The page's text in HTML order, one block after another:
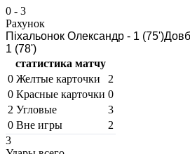
0 - 3
Рахунок
Піхальонок Олександр - 1 (75')
1 (78')
статистика матчу
0 Желтые карточки
2
0 Красные карточки 0
2 Угловые
3
0 Вне игры
2
3